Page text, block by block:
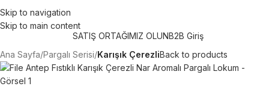
Skip to navigation
Skip to main content
SATIŞ ORTAĞIMIZ OLUNB2B Giriş
Ana Sayfa Pargalı Serisi Karışık ÇerezliBack to products